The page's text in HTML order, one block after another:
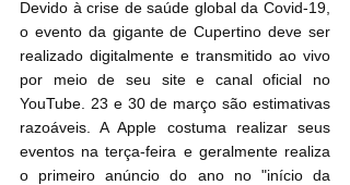
Devido à crise de saúde global da Covid-19,
o evento da gigante de Cupertino deve ser
realizado digitalmente e transmitido ao vivo
por meio de seu site e canal oficial no
YouTube. 23 e 30 de março são estimativas
razoáveis. A Apple costuma realizar seus
eventos na terça-feira e geralmente realiza
o primeiro anúncio do ano no "início da